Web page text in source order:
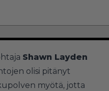
Shawn Layden
olisi pitänyt
myötä, jotta